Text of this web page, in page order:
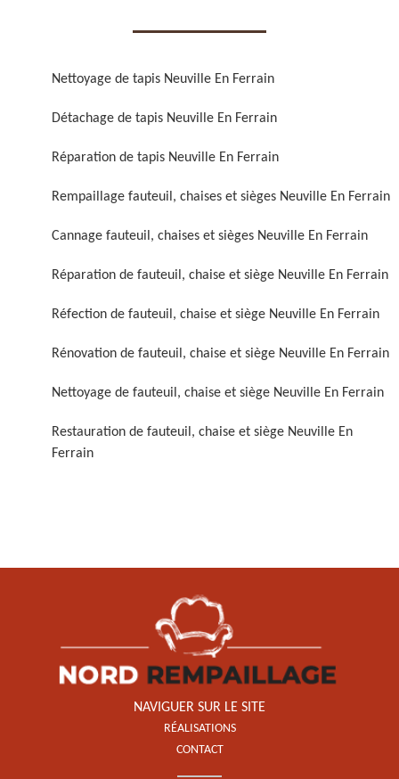
Réparation de fauteuil,
Réfection de fauteuil,
chaise et siège 59
chaise et siège 59
chaise et siège 59
Nettoyage de tapis Neuville En Ferrain
Détachage de tapis Neuville En Ferrain
Réparation de tapis Neuville En Ferrain
Rempaillage fauteuil, chaises et sièges Neuville En Ferrain
Cannage fauteuil, chaises et sièges Neuville En Ferrain
Réparation de fauteuil, chaise et siège Neuville En Ferrain
Réfection de fauteuil, chaise et siège Neuville En Ferrain
Rénovation de fauteuil, chaise et siège Neuville En Ferrain
Nettoyage de fauteuil, chaise et siège Neuville En Ferrain
Restauration de fauteuil, chaise et siège Neuville En
Ferrain
NAVIGUER SUR LE SITE
RÉALISATIONS
CONTACT